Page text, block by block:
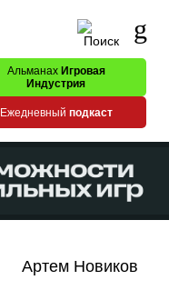
Альманах Игровая
Индустрия
Ежедневный подкаст
Артем Новиков